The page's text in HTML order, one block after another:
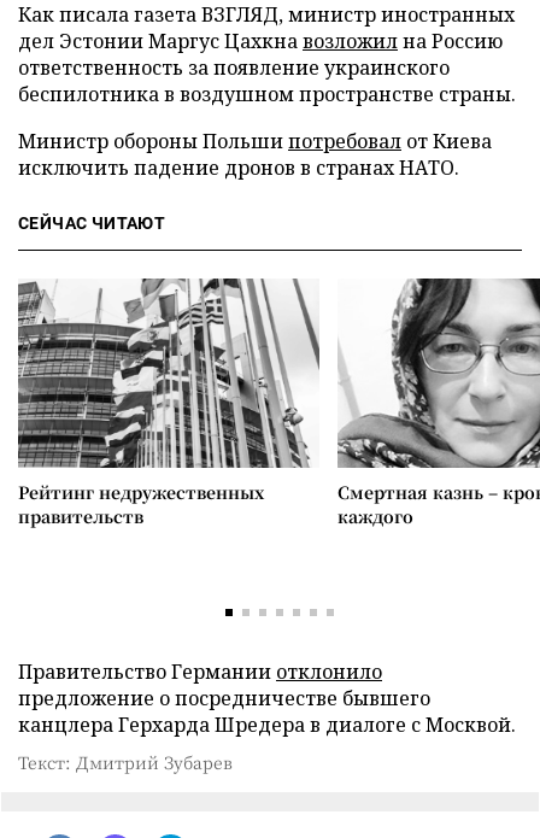
Как писала газета ВЗГЛЯД, министр иностранных
дел Эстонии Маргус Цахкнавозложилна Россию
ответственность за появление украинского
беспилотника в воздушном пространстве страны.
Министр обороны Польшипотребовал от Киева
исключить падение дронов в странах НАТО.
СЕЙЧАС ЧИТАЮТ
Рейтинг недружественных
правительств
Смертная казнь –
каждого
Правительство Германии отклонило
предложение о посредничестве бывшего
канцлера Герхарда Шредера в диалоге с Москвой.
Текст: Дмитрий Зубарев